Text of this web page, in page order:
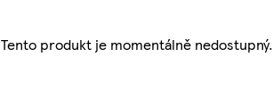
Tento produkt je momentálně nedostupný.